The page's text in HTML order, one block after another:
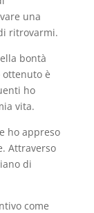
una
ritrovarmi.
bontà
è
ho
vita.
ho appreso
Attraverso
di
come